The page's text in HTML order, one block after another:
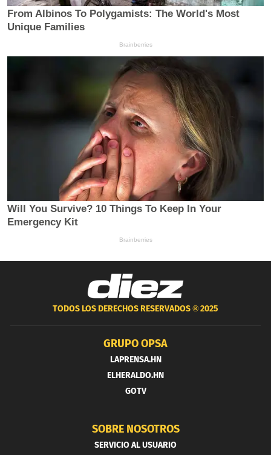
TODOS LOS DERECHOS RESERVADOS ®2025
GRUPO OPSA
LAPRENSA.HN
ELHERALDO.HN
GOTV
SOBRE NOSOTROS
SERVICIO AL USUARIO